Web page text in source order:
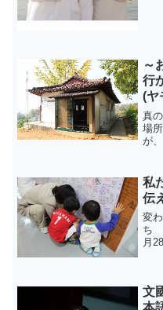
～
行
(ヤ
真
場
が
す
ソ
私
伝
変
ち
月
小
文